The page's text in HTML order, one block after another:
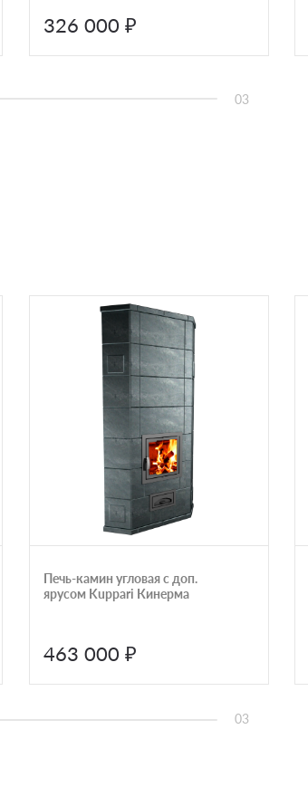
326 000 ₽
03
Печь-камин угловая с доп.
ярусом Kuppari Кинерма
463 000 ₽
03